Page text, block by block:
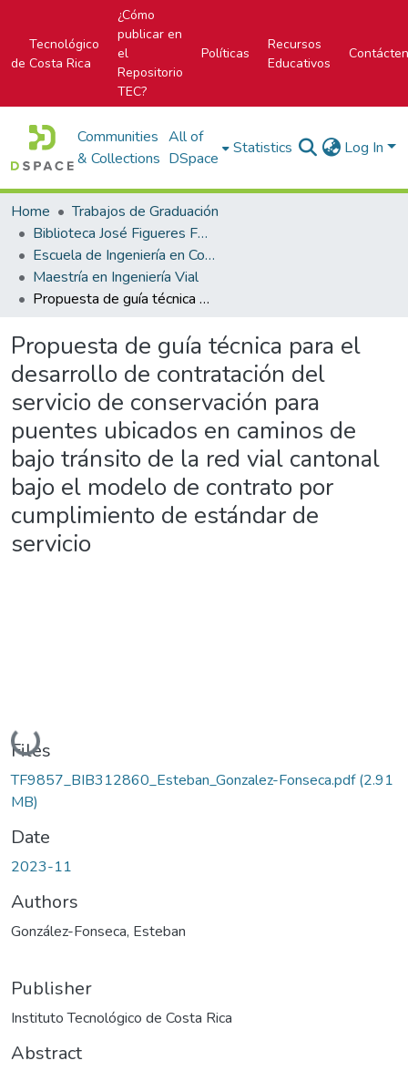
Tecnológico
de Costa Rica
¿Cómo
publicar en
el
Repositorio
TEC?
Políticas
Recursos
Educativos
Communities
& Collections
All of
DSpace
Statistics Log In
Home
Trabajos de Graduación
Biblioteca José Figueres Ferrer
Escuela de Ingeniería en Construcción
Maestría en Ingeniería Vial
Propuesta de guía técnica para el desarrollo de contratación del servicio de conservación para puentes ubicados en caminos de bajo tránsito de la red vial cantonal bajo el modelo de contrato por cumplimiento de estándar de servicio
Propuesta de guía técnica para el
desarrollo de contratación del
servicio de conservación para
puentes ubicados en caminos de
bajo tránsito de la red vial cantonal
bajo el modelo de contrato por
cumplimiento de estándar de
servicio
Loading...
Files
TF9857_BIB312860_Esteban_Gonzalez-Fonseca.pdf(2.91
MB)
Date
2023-11
Authors
González-Fonseca, Esteban
Publisher
Instituto Tecnológico de Costa Rica
Abstract